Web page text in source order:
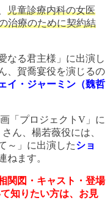
児童診療内科の女医
治療のために契約結
なる君主様」に出演し
、賀喬宴役を演じるの
イ・ジャーミン （魏哲
「プロジェクトV」に
さん、楊若薇役には、
～」に出演したショ
ねます。
関図・キャスト・登場
知りたい方は、お見